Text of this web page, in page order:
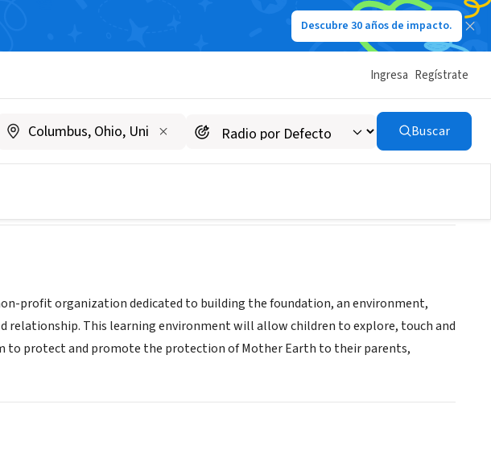
Descubre 30 años de impacto.
Ingresa Regístrate
Buscar
profit organization dedicated to building the foundation, an environment,
relationship. This learning environment will allow children to explore, touch and
to protect and promote the protection of Mother Earth to their parents,